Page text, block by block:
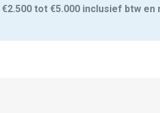
€2.500 tot €5.000 inclusief btw en